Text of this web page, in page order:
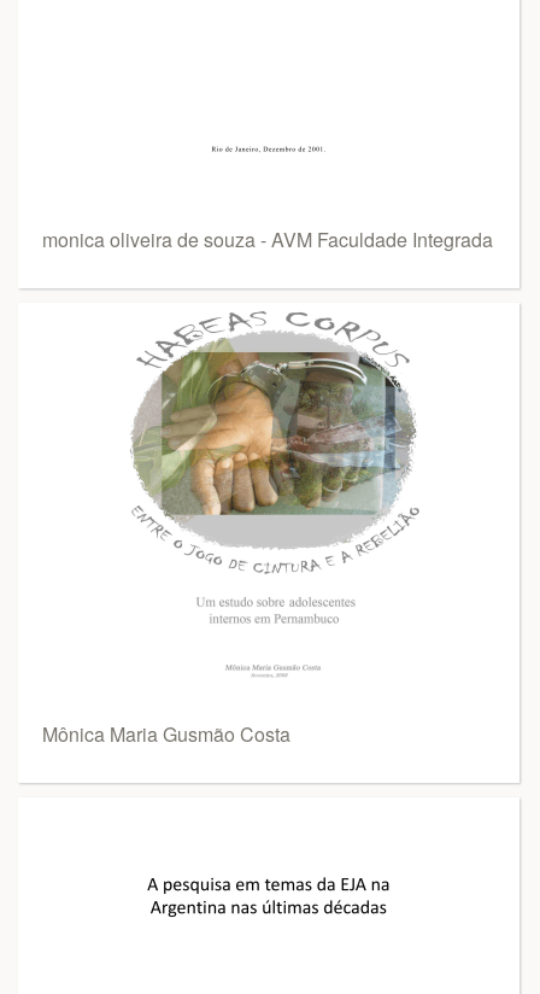
monica oliveira de souza - AVM Faculdade Integrada
Mônica Maria Gusmão Costa